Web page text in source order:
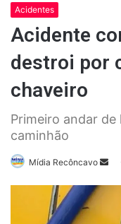
Acidentes
Acidente
destroi por
chaveiro
Primeiro andar
caminhão
Mídia Recôncavo